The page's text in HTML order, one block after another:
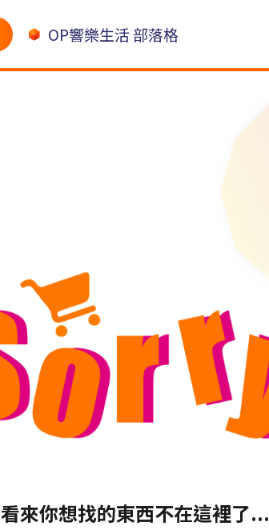
OP響樂生活 部落格
看來你想找的東西不在這裡了...